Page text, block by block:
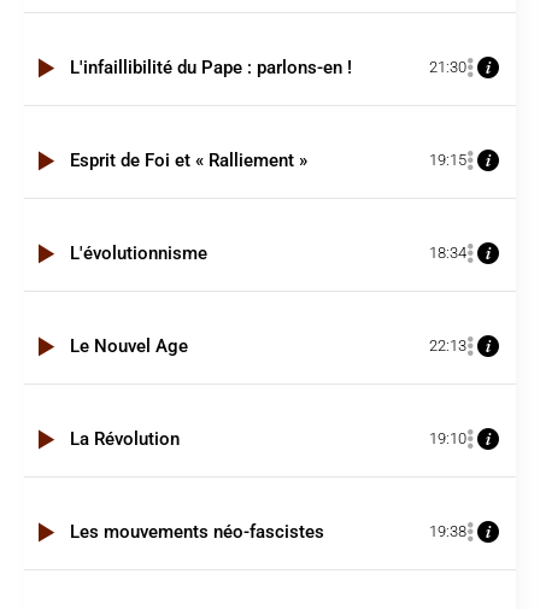
L'infaillibilité du Pape : parlons-en ! 21:30
Esprit de Foi et « Ralliement » 19:15
L'évolutionnisme 18:34
Le Nouvel Age 22:13
La Révolution 19:10
Les mouvements néo-fascistes 19:38